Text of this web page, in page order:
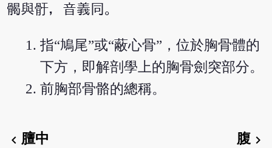
𩩲與骬，音義同。
指“鳩尾”或“蔽心骨”，位於胸骨體的
下方，即解剖學上的胸骨劍突部分。
前胸部骨骼的總稱。
chevron_left膻中 腹chevron_right